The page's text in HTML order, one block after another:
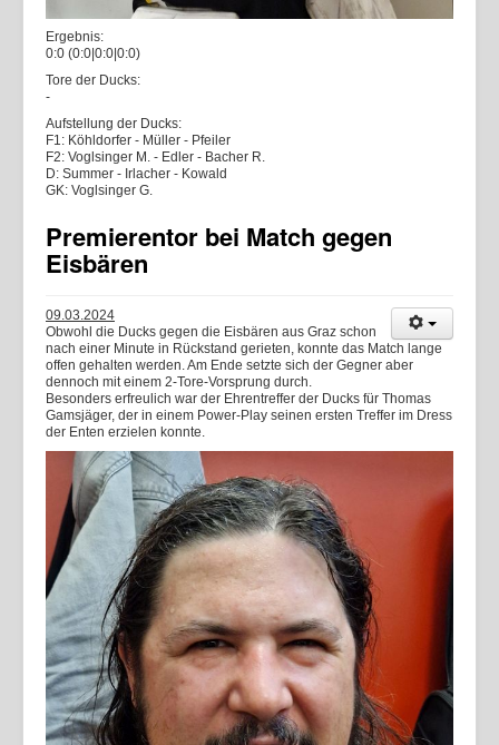
Ergebnis:
0:0 (0:0|0:0|0:0)
Tore der Ducks:
-
Aufstellung der Ducks:
F1: Köhldorfer - Müller - Pfeiler
F2: Voglsinger M. - Edler - Bacher R.
D: Summer - Irlacher - Kowald
GK: Voglsinger G.
Premierentor bei Match gegen
Eisbären
09.03.2024
Obwohl die Ducks gegen die Eisbären aus Graz schon
nach einer Minute in Rückstand gerieten, konnte das Match lange
offen gehalten werden. Am Ende setzte sich der Gegner aber
dennoch mit einem 2-Tore-Vorsprung durch.
Besonders erfreulich war der Ehrentreffer der Ducks für Thomas
Gamsjäger, der in einem Power-Play seinen ersten Treffer im Dress
der Enten erzielen konnte.